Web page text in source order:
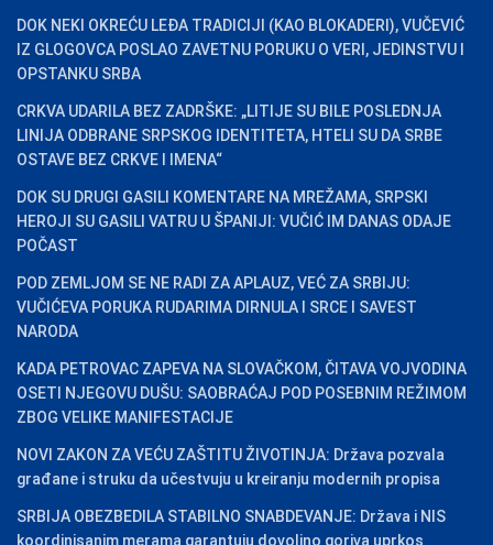
DOK NEKI OKREĆU LEĐA TRADICIJI (KAO BLOKADERI), VUČEVIĆ
IZ GLOGOVCA POSLAO ZAVETNU PORUKU O VERI, JEDINSTVU I
OPSTANKU SRBA
CRKVA UDARILA BEZ ZADRŠKE: „LITIJE SU BILE POSLEDNJA
LINIJA ODBRANE SRPSKOG IDENTITETA, HTELI SU DA SRBE
OSTAVE BEZ CRKVE I IMENA“
DOK SU DRUGI GASILI KOMENTARE NA MREŽAMA, SRPSKI
HEROJI SU GASILI VATRU U ŠPANIJI: VUČIĆ IM DANAS ODAJE
POČAST
POD ZEMLJOM SE NE RADI ZA APLAUZ, VEĆ ZA SRBIJU:
VUČIĆEVA PORUKA RUDARIMA DIRNULA I SRCE I SAVEST
NARODA
KADA PETROVAC ZAPEVA NA SLOVAČKOM, ČITAVA VOJVODINA
OSETI NJEGOVU DUŠU: SAOBRAĆAJ POD POSEBNIM REŽIMOM
ZBOG VELIKE MANIFESTACIJE
NOVI ZAKON ZA VEĆU ZAŠTITU ŽIVOTINJA: Država pozvala
građane i struku da učestvuju u kreiranju modernih propisa
SRBIJA OBEZBEDILA STABILNO SNABDEVANJE: Država i NIS
koordinisanim merama garantuju dovoljno goriva uprkos